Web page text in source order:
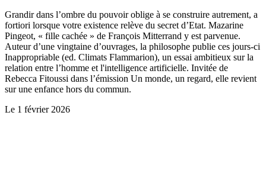
Grandir dans l’ombre du pouvoir oblige à se construire autrement, a
fortiori lorsque votre existence relève du secret d’Etat. Mazarine
Pingeot, « fille cachée » de François Mitterrand y est parvenue.
Auteur d’une vingtaine d’ouvrages, la philosophe publie ces jours-ci
Inappropriable (ed. Climats Flammarion), un essai ambitieux sur la
relation entre l’homme et l'intelligence artificielle. Invitée de
Rebecca Fitoussi dans l’émission Un monde, un regard, elle revient
sur une enfance hors du commun.
Le 1 février 2026